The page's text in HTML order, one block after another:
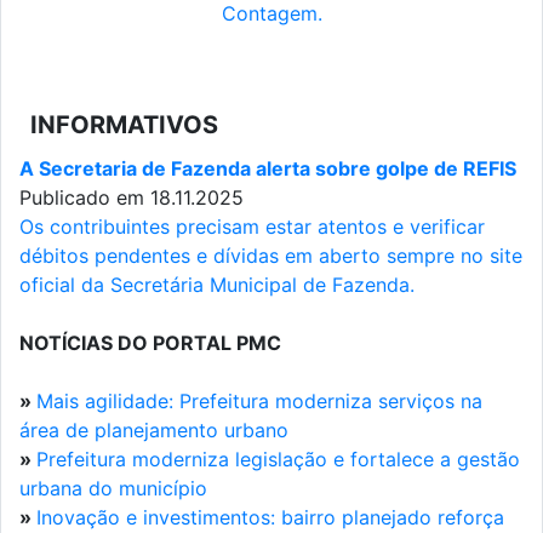
Contagem.
INFORMATIVOS
A Secretaria de Fazenda alerta sobre golpe de REFIS
Publicado em 18.11.2025
Os contribuintes precisam estar atentos e verificar
débitos pendentes e dívidas em aberto sempre no site
oficial da Secretária Municipal de Fazenda.
NOTÍCIAS DO PORTAL PMC
» Mais agilidade: Prefeitura moderniza serviços na
área de planejamento urbano
» Prefeitura moderniza legislação e fortalece a gestão
urbana do município
» Inovação e investimentos: bairro planejado reforça